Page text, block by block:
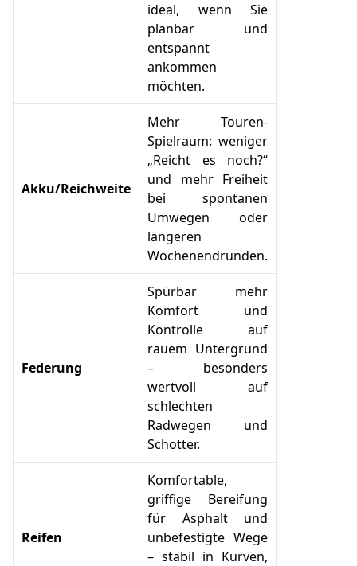
ideal, wenn Sie
planbar und
entspannt
ankommen
möchten.
Akku/Reichweite
Mehr Touren-
Spielraum: weniger
„Reicht es noch?“
und mehr Freiheit
bei spontanen
Umwegen oder
längeren
Wochenendrunden.
Federung
Spürbar mehr
Komfort und
Kontrolle auf
rauem Untergrund
– besonders
wertvoll auf
schlechten
Radwegen und
Schotter.
Reifen
Komfortable,
griffige Bereifung
für Asphalt und
unbefestigte Wege
– stabil in Kurven,